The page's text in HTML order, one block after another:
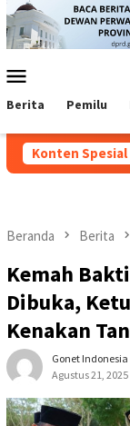
Loncat
ke
konten
Mobile
Berita Pemilu
Konten Spesial
Gubernur, Idrus
Beranda Berita
Kemah
Dibuka,
Kenakan
Gonet Indonesia
Agustus 21, 2025